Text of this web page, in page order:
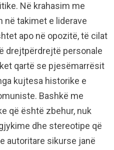
Në krahasim me
në takimet e liderave
apo në opozitë, të cilat
drejtpërdrejtë personale
qartë se pjesëmarrësit
kujtesa historike e
Bashkë me
që është zbehur, nuk
dhe stereotipe që
autoritare sikurse janë